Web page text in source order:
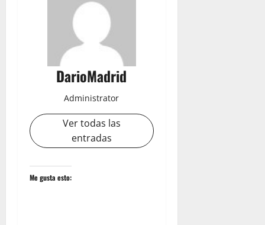
DarioMadrid
Administrator
Ver todas las
entradas
Me gusta esto: